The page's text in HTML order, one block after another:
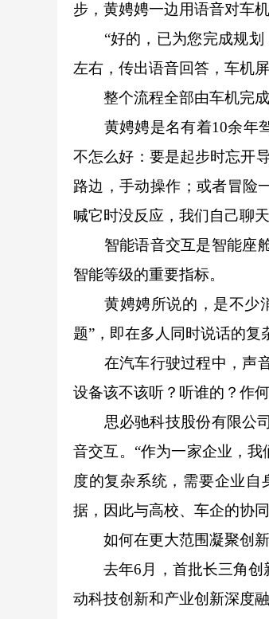
步，黄娉娉一边用语音对车机
“好的，已为您完成规划
左右，传出语音回答，车机
整个流程全部由车机完成
黄娉娉是名有着10余年驾
不怎么好：要是起步时忘开
路边，手动操作；或者冒险
喊它时没反应，我们自己聊
智能语音交互是智能座舱
智能等级的重要指标。
黄娉娉所说的，是不少消
题”，即在多人同时说话的复
在汽车行驶过程中，声音
设备该不该听？听谁的？作
思必驰科技股份有限公司
音交互。“作为一家企业，
度的复杂系统，需要企业
据，因此与高校、车企的协
如何在更大范围凝聚创新
去年6月，首批长三角创
动科技创新和产业创新深度融